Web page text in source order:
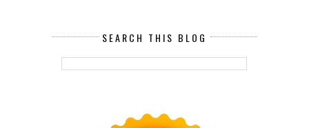
SEARCH THIS BLOG